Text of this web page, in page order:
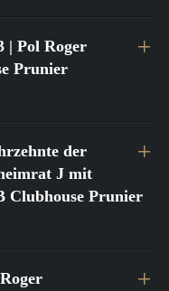
| Pol Roger
Prunier
der
J mit
Clubhouse Prunier